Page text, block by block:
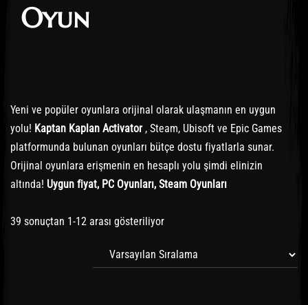
Oyun
Yeni ve popüler oyunlara orijinal olarak ulaşmanın en uygun
yolu! Kaptan Kaplan Activator , Steam, Ubisoft ve Epic Games
platformunda bulunan oyunları bütçe dostu fiyatlarla sunar.
Orijinal oyunlara erişmenin en hesaplı yolu şimdi elinizin
altında! Uygun fiyat, PC Oyunları, Steam Oyunları
39 sonuçtan 1-12 arası gösteriliyor